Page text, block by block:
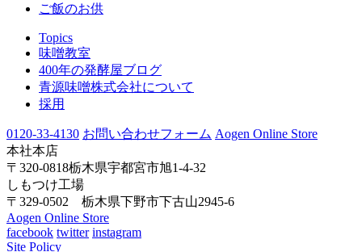
ご飯のお供
Topics
味噌教室
400年の発酵屋ブログ
青源味噌株式会社について
採用
0120-33-4130 お問い合わせフォーム Aogen Online Store
本社本店
〒320-0818栃木県宇都宮市旭1-4-32
しもつけ工場
〒329-0502 栃木県下野市下古山2945-6
Aogen Online Store
facebook twitter instagram
Site Policy